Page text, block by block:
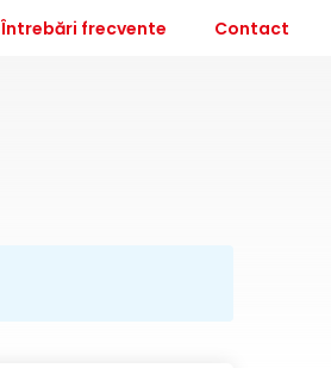
Întrebări frecvente Contact